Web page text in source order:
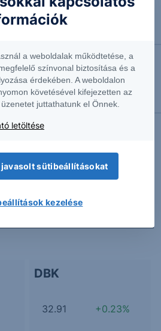
Izgalmat mutat az
DBK
32.91 +0.23%
a weboldalak működtetése, a
színvonal biztosítása és a
érdekében. A weboldalon
követésével kifejezetten az
juttathatunk el Önnek.
letöltése
javasolt sütibeállításokat
kezelése